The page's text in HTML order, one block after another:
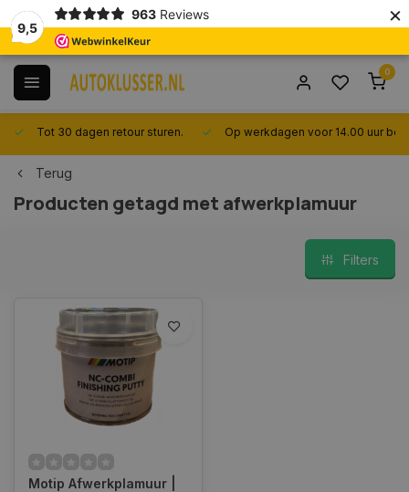
9,5
963 Reviews ×
0
Tot 30 dagen retour sturen. Op werkdagen voor 14.00 uur
Terug
Producten getagd met afwerkplamuur
Filters
Motip Afwerkplamuur |